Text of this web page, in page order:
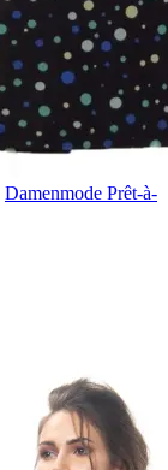
Damenmode Prêt-à-